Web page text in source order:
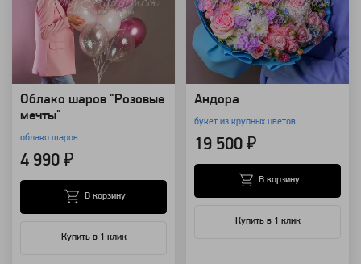
Облако шаров "Розовые
мечты"
облако шаров
4 990 ₽
Купить в 1 клик
В корзину
Андора
букет из крупных цветов
19 500 ₽
Купить в 1 клик
В корзину